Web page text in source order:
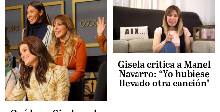
Gisela critica a Manel
Navarro: “Yo hubiese
llevado otra canción"